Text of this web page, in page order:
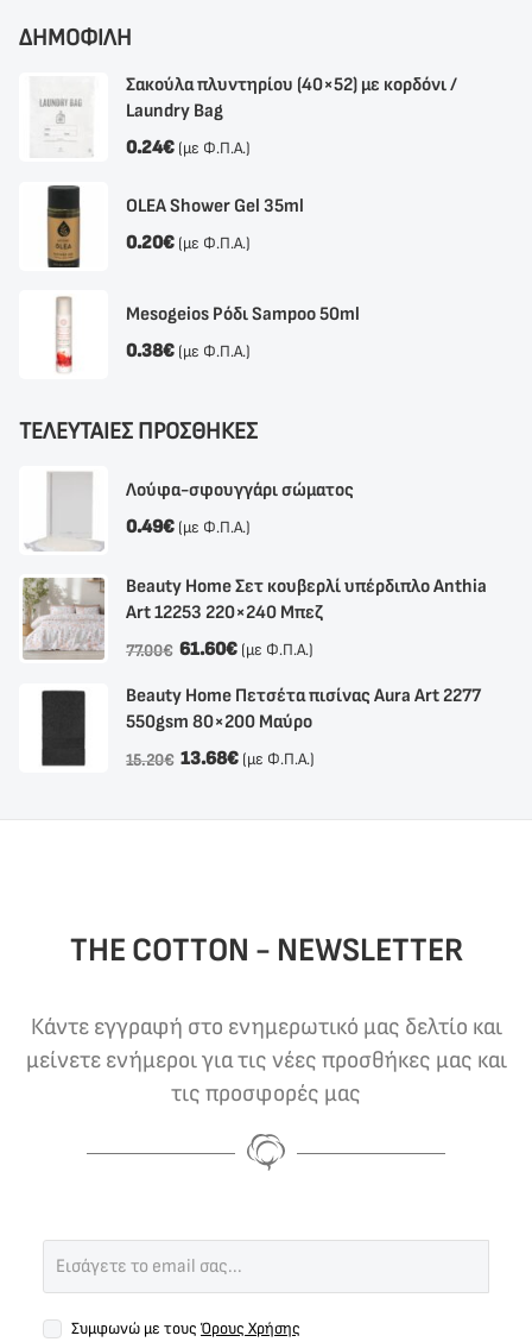
ΔΗΜΟΦΙΛΗ
Σακούλα πλυντηρίου (40×52) με κορδόνι /
Laundry Bag
0.24€ (με Φ.Π.Α.)
OLEA Shower Gel 35ml
0.20€ (με Φ.Π.Α.)
Mesogeios Ρόδι Sampoo 50ml
0.38€ (με Φ.Π.Α.)
ΤΕΛΕΥΤΑΙΕΣ ΠΡΟΣΘΗΚΕΣ
Λούφα-σφουγγάρι σώματος
0.49€ (με Φ.Π.Α.)
Beauty Home Σετ κουβερλί υπέρδιπλο Anthia
Αrt 12253 220×240 Μπεζ
77.00€ 61.60€ (με Φ.Π.Α.)
Beauty Home Πετσέτα πισίνας Aura Art 2277
550gsm 80×200 Μαύρο
15.20€ 13.68€ (με Φ.Π.Α.)
THE COTTON - NEWSLETTER
Κάντε εγγραφή στο ενημερωτικό μας δελτίο και
μείνετε ενήμεροι για τις νέες προσθήκες μας και
τις προσφορές μας
Συμφωνώ με τους Όρους Χρήσης